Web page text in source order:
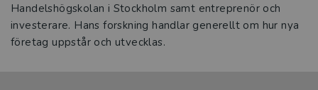
Handelshögskolan i Stockholm samt entreprenör och
investerare. Hans forskning handlar generellt om hur nya
företag uppstår och utvecklas.